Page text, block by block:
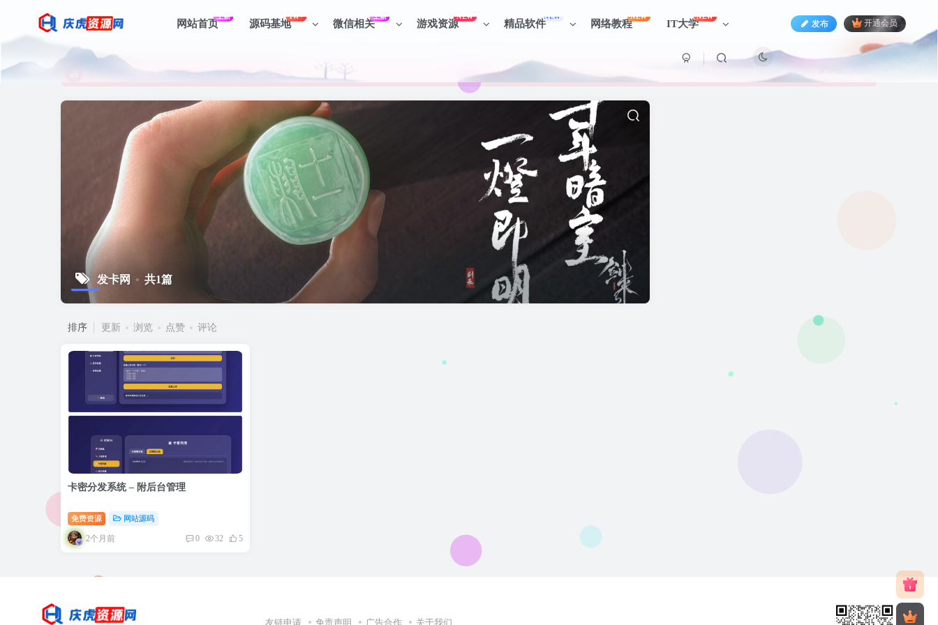
网站首页
上新
源码基地
1W+
微信相关
上新
游戏资源
NEW
精品软件
NEW
网络教程
NEW
IT大学
NEW
发布 开通会员
资深资源站，每天实时更新，海量资源一网打尽。
【启明网】找项目 + 低成本创业 + 减少信息差 + 见识各种项目 + 提升网创认知。
资深资源站，每天实时更新，海量资源一网打尽。
发卡网 共1篇
排序 更新 浏览 点赞 评论
卡密分发系统 – 附后台管理
免费资源 网站源码
2个月前 0 32 5
友链申请 免责声明 广告合作 关于我们